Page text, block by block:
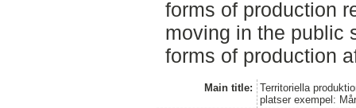
forms of production
moving in the public
forms of production
Main title:
Territoriella
platser exempel: